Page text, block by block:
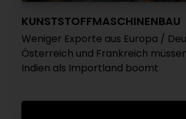
KUNSTSTOFFMASCHINENBAU
Weniger Exporte aus Europa /
Österreich und Frankreich
Indien als Importland boomt